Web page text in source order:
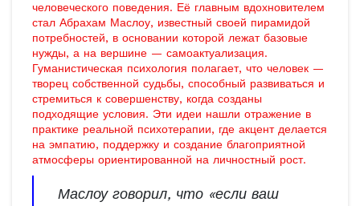
человеческого поведения. Её главным вдохновителем
стал Абрахам Маслоу, известный своей пирамидой
потребностей, в основании которой лежат базовые
нужды, а на вершине — самоактуализация.
Гуманистическая психология полагает, что человек —
творец собственной судьбы, способный развиваться и
стремиться к совершенству, когда созданы
подходящие условия. Эти идеи нашли отражение в
практике реальной психотерапии, где акцент делается
на эмпатию, поддержку и создание благоприятной
атмосферы ориентированной на личностный рост.
Маслоу говорил, что «если ваш